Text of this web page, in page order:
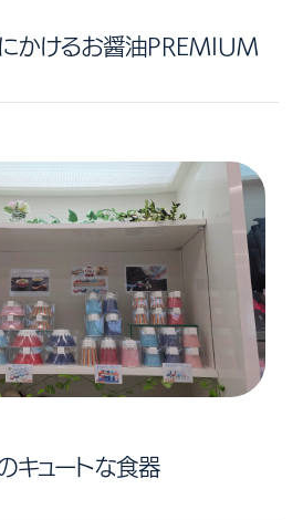
かけるお醤油PREMIUM
キュートな食器